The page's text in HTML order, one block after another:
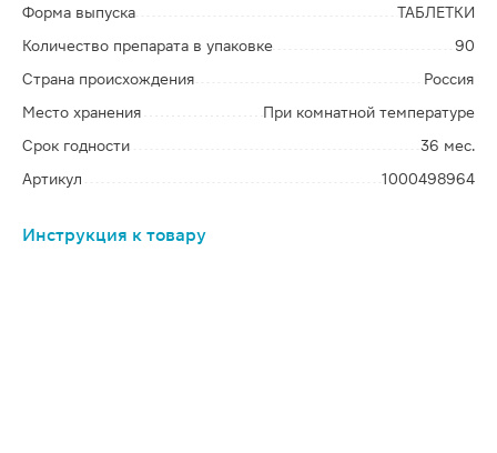
Форма выпуска
ТАБЛЕТКИ
Количество препарата в упаковке
90
Страна происхождения
Россия
Место хранения
При комнатной температуре
Срок годности
36 мес.
Артикул
1000498964
Инструкция к товару